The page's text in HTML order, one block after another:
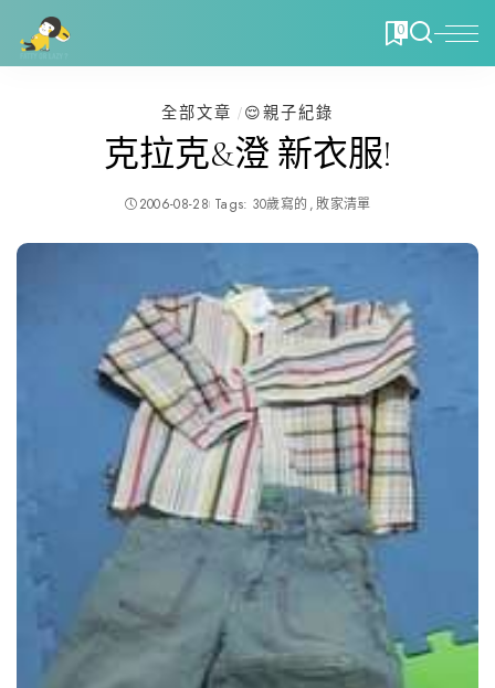
0
全部文章 😌親子紀錄
克拉克&澄 新衣服!
2006-08-28 Tags: 30歲寫的 敗家清單